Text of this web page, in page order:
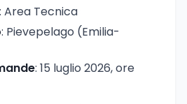
: Area Tecnica
: Pievepelago (Emilia-
: 15 luglio 2026, ore